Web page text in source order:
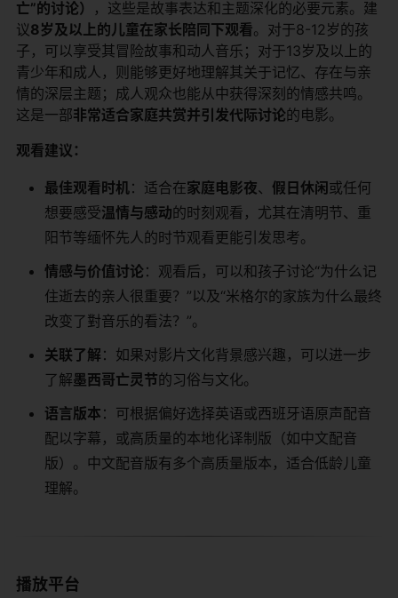
亡”的讨论）​
​，这些是故事表达和主题深化的必要元素。建
议​​8岁及以上的儿童在家长陪同下观看​​。对于8-12岁的孩
子，可以享受其冒险故事和动人音乐；对于13岁及以上的
青少年和成人，则能够更好地理解其关于记忆、存在与亲
情的深层主题；成人观众也能从中获得深刻的情感共鸣。
这是一部​​非常适合家庭共赏并引发代际讨论​​的电影。
​观看建议：​
​最佳观看时机​​：适合在​​家庭电影夜​​、​ ​假日休闲​​或任何
想要感受​​温情与感动​​的时刻观看，尤其在清明节、重
阳节等缅怀先人的时节观看更能引发思考。
​情感与价值讨论​ ​：观看后，可以和孩子讨论“为什么记
住逝去的亲人很重要？”以及“米格尔的家族为什么最终
改变了對音乐的看法？”。
​关联了解​ ​：如果对影片文化背景感兴趣，可以进一步
了解​​墨西哥亡灵节​​的习俗与文化。
​语言版本​ ​：可根据偏好选择英语或西班牙语原声配音
配以字幕，或高质量的本地化译制版（如中文配音
版）。中文配音版有多个高质量版本，适合低龄儿童
理解。
播放平台